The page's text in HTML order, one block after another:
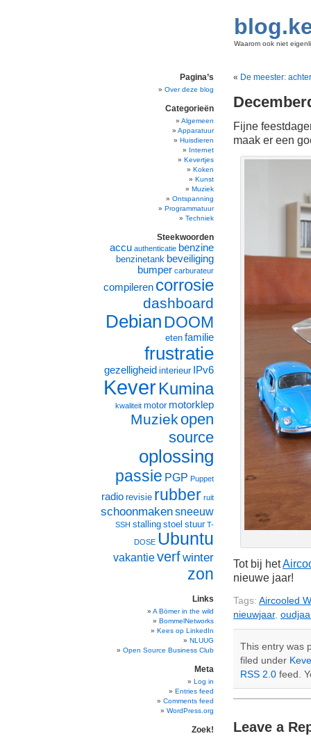
Waarom ook niet
« De meester:
Fijne
maak er een
Tot bij het
nieuwe jaar!
Tags: Aircooled
nieuwjaar,
This entry was
filed under
RSS 2.0 feed.
Leave a
Pagina’s
Over deze blog
Categorieën
Algemeen
Apparatuur
Huisdieren
Internet
Kevertjes
Koken
Kunst
Muziek
Ontspanning
Programmatuur
Techniek
Steekwoorden
accu authenticatie benzine
benzinetank beveiliging
bumper carburateur
compileren corrosie
dashboard
DebianDOOM
eten familie
frustratie
gezelligheid interieur IPv6
KeverKumina
kwaliteit motor motorklep
Muziek open
source
oplossing
passie PGP Puppet
radio revisie rubber ruit
schoonmakensneeuw
SSH stalling stoel stuur T-
DOSE Ubuntu
vakantieverfwinter
zon
Links
A Bömer in the wild
BommelNetworks
Kees op LinkedIn
NLUUG
Open Source Business Club
Meta
Log in
Entries feed
Comments feed
WordPress.org
Zoek!